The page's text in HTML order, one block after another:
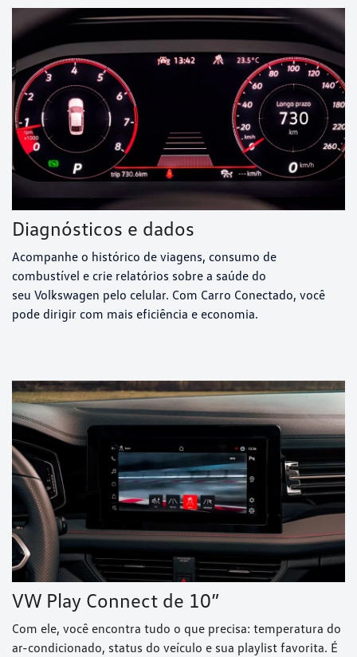
Diagnósticos e dados
Acompanhe o histórico de viagens, consumo de
combustível e crie relatórios sobre a saúde do
seu Volkswagen pelo celular. Com Carro Conectado, você
pode dirigir com mais eficiência e economia.
VW Play Connect de 10”
Com ele, você encontra tudo o que precisa: temperatura do
ar-condicionado, status do veículo e sua playlist favorita. É